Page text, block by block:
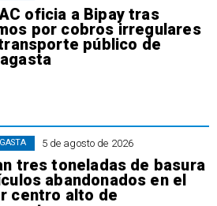
oficia a Bipay tras
por cobros irregulares
público de
5 de agosto de 2026
tres toneladas de basura
abandonados en el
centro alto de